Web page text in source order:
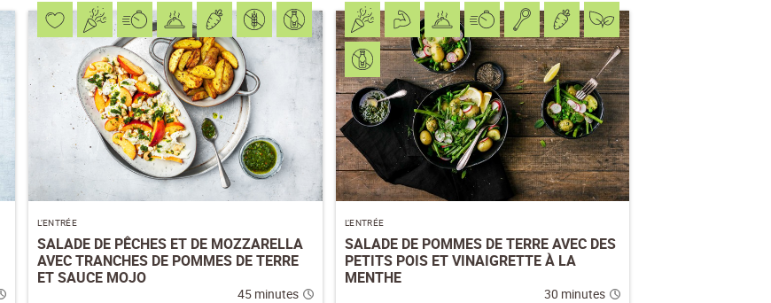
L’ENTRÉE
SALADE DE PÊCHES ET DE MOZZARELLA
AVEC TRANCHES DE POMMES DE TERRE
ET SAUCE MOJO
45 minutes
L’ENTRÉE
SALADE DE POMMES DE TERRE AVEC DES
PETITS POIS ET VINAIGRETTE À LA
MENTHE
30 minutes